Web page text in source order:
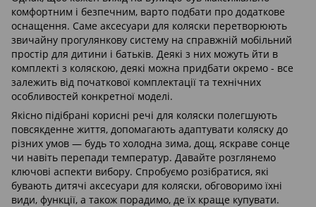
комфортним і безпечним, варто подбати про додаткове
оснащення. Саме аксесуари для коляски перетворюють
звичайну прогулянкову систему на справжній мобільний
простір для дитини і батьків. Деякі з них можуть йти в
комплекті з коляскою, деякі можна придбати окремо - все
залежить від початкової комплектації та технічних
особливостей конкретної моделі.
Якісно підібрані корисні речі для коляски полегшують
повсякденне життя, допомагають адаптувати коляску до
різних умов — будь то холодна зима, дощ, яскраве сонце
чи навіть перепади температур. Давайте розглянемо
ключові аспекти вибору. Спробуємо розібратися, які
бувають дитячі аксесуари для коляски, обговоримо їхні
види, функції, а також порадимо, де їх краще купувати.